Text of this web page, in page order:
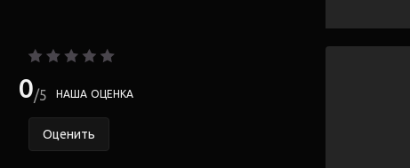
0 5 НАША ОЦЕНКА
Оценить